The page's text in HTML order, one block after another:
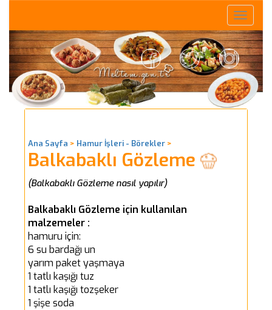
Toggle
Ana Sayfa > Hamur İşleri - Börekler >
Balkabaklı Gözleme
(Balkabaklı Gözleme nasıl yapılır)
Balkabaklı Gözleme için kullanılan
malzemeler :
hamuru için:
6 su bardağı un
yarım paket yaşmaya
1 tatlı kaşığı tuz
1 tatlı kaşığı tozşeker
1 şişe soda